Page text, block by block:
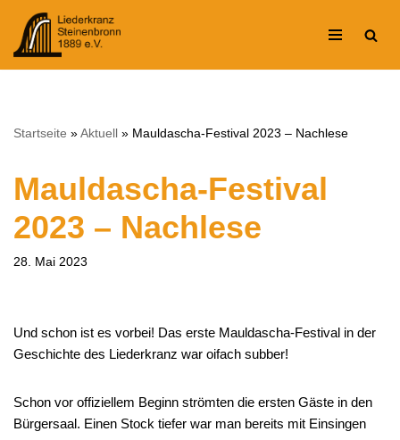
Zum
Inhalt
Startseite »Aktuell » Mauldascha-Festival 2023 – Nachlese
Mauldascha-Festival
2023 – Nachlese
28. Mai 2023
Und schon ist es vorbei! Das erste Mauldascha-Festival in der
Geschichte des Liederkranz war oifach subber!
Schon vor offiziellem Beginn strömten die ersten Gäste in den
Bürgersaal. Einen Stock tiefer war man bereits mit Einsingen